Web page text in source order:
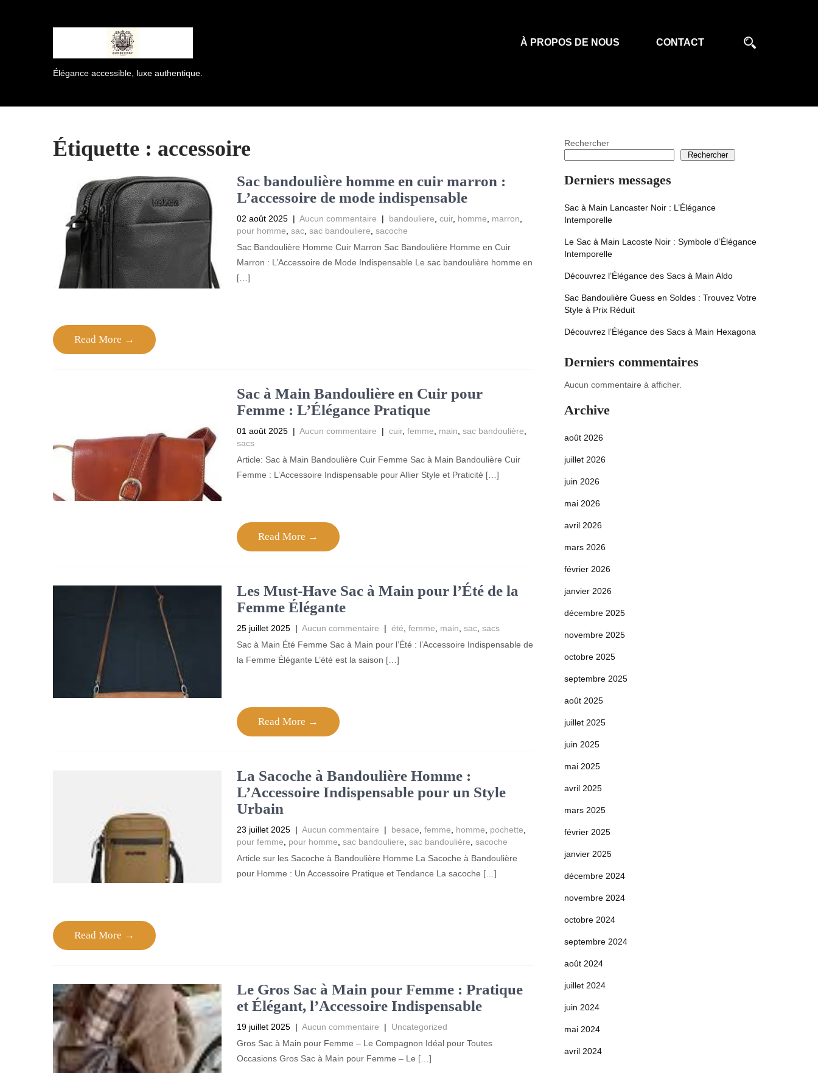
Élégance accessible, luxe authentique.
À PROPOS DE NOUS CONTACT
Étiquette : accessoire
Sac bandoulière homme en cuir marron :
L’accessoire de mode indispensable
02 août 2025 | Aucun commentaire | bandouliere cuir, homme marron
pour homme sac, sac bandouliere sacoche
Sac Bandoulière Homme Cuir Marron Sac Bandoulière Homme en Cuir
Marron : L’Accessoire de Mode Indispensable Le sac bandoulière homme en
[…]
Read More →
Sac à Main Bandoulière en Cuir pour
Femme : L’Élégance Pratique
01 août 2025 | Aucun commentaire | cuir, femme main sac bandoulière
sacs
Article: Sac à Main Bandoulière Cuir Femme Sac à Main Bandoulière Cuir
Femme : L’Accessoire Indispensable pour Allier Style et Praticité […]
Read More →
Les Must-Have Sac à Main pour l’Été de la
Femme Élégante
25 juillet 2025 | Aucun commentaire | été femme main sac, sacs
Sac à Main Été Femme Sac à Main pour l’Été : l’Accessoire Indispensable de
la Femme Élégante L’été est la saison […]
Read More →
La Sacoche à Bandoulière Homme :
L’Accessoire Indispensable pour un Style
Urbain
23 juillet 2025 | Aucun commentaire | besace femme homme pochette
pour femme
pour homme sac bandouliere sac bandoulière sacoche
Article sur les Sacoche à Bandoulière Homme La Sacoche à Bandoulière
pour Homme : Un Accessoire Pratique et Tendance La sacoche […]
Read More →
Le Gros Sac à Main pour Femme : Pratique
et Élégant, l’Accessoire Indispensable
19 juillet 2025 | Aucun commentaire | Uncategorized
Gros Sac à Main pour Femme – Le Compagnon Idéal pour Toutes
Occasions Gros Sac à Main pour Femme – Le […]
Rechercher
Rechercher
Derniers messages
Sac à Main Lancaster Noir : L’Élégance
Intemporelle
Le Sac à Main Lacoste Noir : Symbole d’Élégance
Intemporelle
Découvrez l’Élégance des Sacs à Main Aldo
Sac Bandoulière Guess en Soldes : Trouvez Votre
Style à Prix Réduit
Découvrez l’Élégance des Sacs à Main Hexagona
Derniers commentaires
Aucun commentaire à afficher.
Archive
août 2026
juillet 2026
juin 2026
mai 2026
avril 2026
mars 2026
février 2026
janvier 2026
décembre 2025
novembre 2025
octobre 2025
septembre 2025
août 2025
juillet 2025
juin 2025
mai 2025
avril 2025
mars 2025
février 2025
janvier 2025
décembre 2024
novembre 2024
octobre 2024
septembre 2024
août 2024
juillet 2024
juin 2024
mai 2024
avril 2024